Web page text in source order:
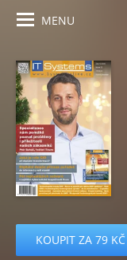
MENU
KOUPIT ZA 79 KČ